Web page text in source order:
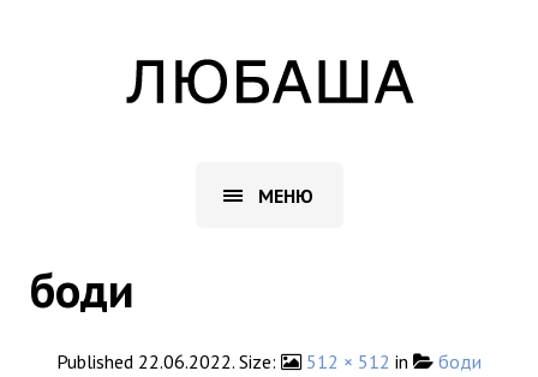
МЕНЮ
боди
Published 22.06.2022. Size: 512 × 512 in боди